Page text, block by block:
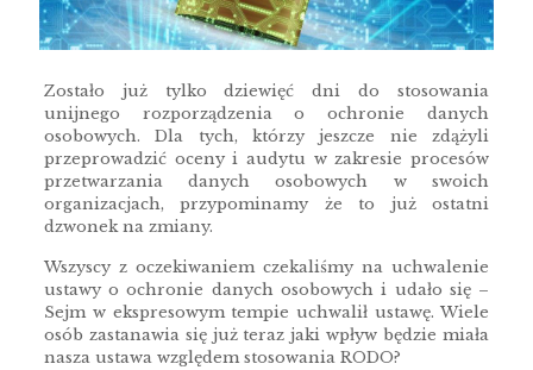
Zostało już tylko dziewięć dni do stosowania
unijnego rozporządzenia o ochronie danych
osobowych. Dla tych, którzy jeszcze nie zdążyli
przeprowadzić oceny i audytu w zakresie procesów
przetwarzania danych osobowych w swoich
organizacjach, przypominamy że to już ostatni
dzwonek na zmiany.
Wszyscy z oczekiwaniem czekaliśmy na uchwalenie
ustawy o ochronie danych osobowych i udało się –
Sejm w ekspresowym tempie uchwalił ustawę. Wiele
osób zastanawia się już teraz jaki wpływ będzie miała
nasza ustawa względem stosowania RODO?